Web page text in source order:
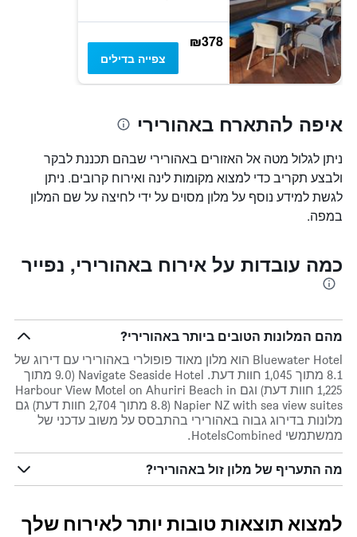
₪378
צפייה בדילים
איפה להתארח באהורירי
ניתן לגלול מטה אל האזורים באהורירי שבהם תכננת לבקר
ולבצע תקריב כדי למצוא מקומות לינה ואירוח קרובים. ניתן
לגשת למידע נוסף על מלון מסוים על ידי לחיצה על שם המלון
במפה.
כמה עובדות על אירוח באהורירי, נפייר
מהם המלונות הטובים ביותר באהורירי?
Bluewater Hotel הוא מלון מאוד פופולרי באהורירי עם דירוג של
8.1 מתוך 1,045 חוות דעת. Navigate Seaside Hotel (9.0 מתוך
1,225 חוות דעת) וגם Harbour View Motel on Ahuriri Beach in
Napier NZ with sea view suites (8.8 מתוך 2,704 חוות דעת) גם
מלונות בדירוג גבוה באהורירי בהתבסס על משוב עדכני של
ממשתמשי HotelsCombined.
מה התעריף של מלון זול באהורירי?
למצוא תוצאות טובות יותר לאירוח שלך